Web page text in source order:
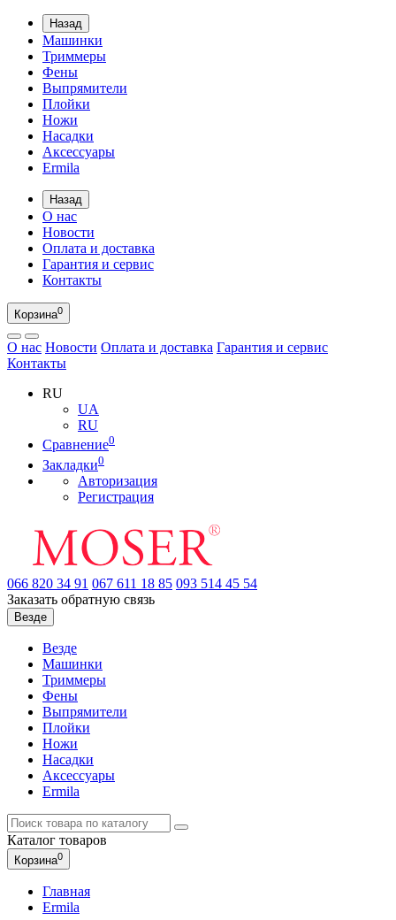
Назад
Машинки
Триммеры
Фены
Выпрямители
Плойки
Ножи
Насадки
Аксессуары
Ermila
Назад
О нас
Новости
Оплата и доставка
Гарантия и сервис
Контакты
Корзина0
О нас Новости Оплата и доставка Гарантия и сервис
Контакты
RU
UA
RU
Сравнение0
Закладки0
Авторизация
Регистрация
066 820 34 91 067 611 18 85 093 514 45 54
Заказать обратную связь
Везде
Везде
Машинки
Триммеры
Фены
Выпрямители
Плойки
Ножи
Насадки
Аксессуары
Ermila
Каталог товаров
Корзина0
Главная
Ermila